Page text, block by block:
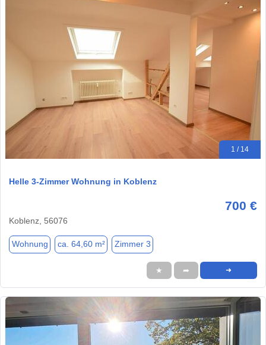
1 / 14
Helle 3-Zimmer Wohnung in Koblenz
700 €
Koblenz, 56076
Wohnung ca. 64,60 m² Zimmer 3
★ ➦ ➜